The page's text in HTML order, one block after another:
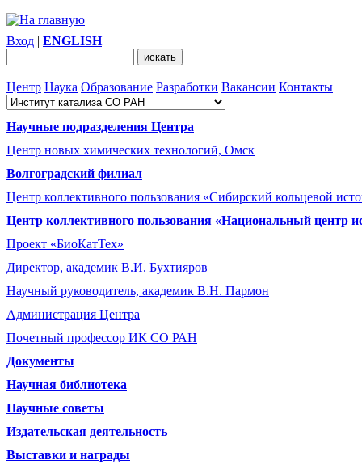
Вход | ENGLISH
Центр Наука Образование Разработки Вакансии Контакты
Научные подразделения Центра
Центр новых химических технологий, Омск
Волгоградский филиал
Центр коллективного пользования «Сибирский кольцевой
Центр коллективного пользования «Национальный центр
Проект «БиоКатТех»
Директор, академик В.И. Бухтияров
Научный руководитель, академик В.Н. Пармон
Администрация Центра
Почетный профессор ИК СО РАН
Документы
Научная библиотека
Научные советы
Издательская деятельность
Выставки и награды